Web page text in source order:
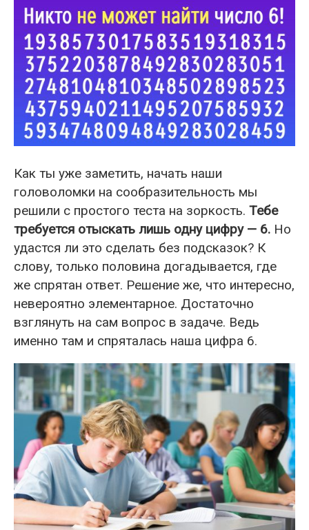
Как ты уже заметить, начать наши
головоломки на сообразительность мы
решили с простого теста на зоркость. Тебе
требуется отыскать лишь одну цифру — 6. Но
удастся ли это сделать без подсказок? К
слову, только половина догадывается, где
же спрятан ответ. Решение же, что интересно,
невероятно элементарное. Достаточно
взглянуть на сам вопрос в задаче. Ведь
именно там и спряталась наша цифра 6.